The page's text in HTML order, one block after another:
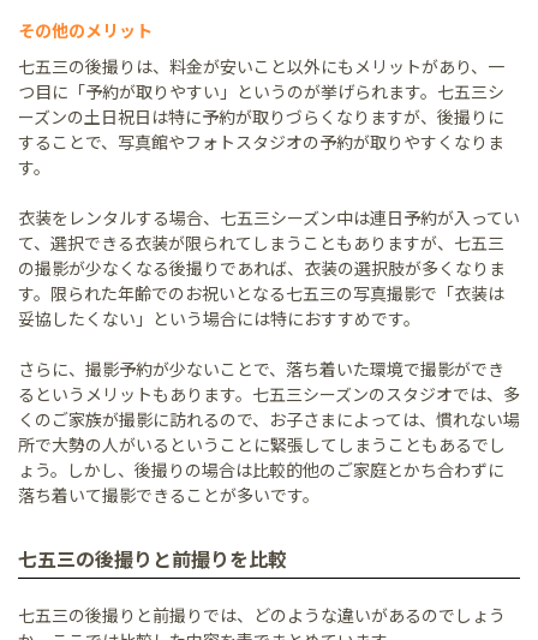
その他のメリット
七五三の後撮りは、料金が安いこと以外にもメリットがあり、一
つ目に「予約が取りやすい」というのが挙げられます。七五三シ
ーズンの土日祝日は特に予約が取りづらくなりますが、後撮りに
することで、写真館やフォトスタジオの予約が取りやすくなりま
す。
衣装をレンタルする場合、七五三シーズン中は連日予約が入ってい
て、選択できる衣装が限られてしまうこともありますが、七五三
の撮影が少なくなる後撮りであれば、衣装の選択肢が多くなりま
す。限られた年齢でのお祝いとなる七五三の写真撮影で「衣装は
妥協したくない」という場合には特におすすめです。
さらに、撮影予約が少ないことで、落ち着いた環境で撮影ができ
るというメリットもあります。七五三シーズンのスタジオでは、多
くのご家族が撮影に訪れるので、お子さまによっては、慣れない場
所で大勢の人がいるということに緊張してしまうこともあるでし
ょう。しかし、後撮りの場合は比較的他のご家庭とかち合わずに
落ち着いて撮影できることが多いです。
七五三の後撮りと前撮りを比較
七五三の後撮りと前撮りでは、どのような違いがあるのでしょう